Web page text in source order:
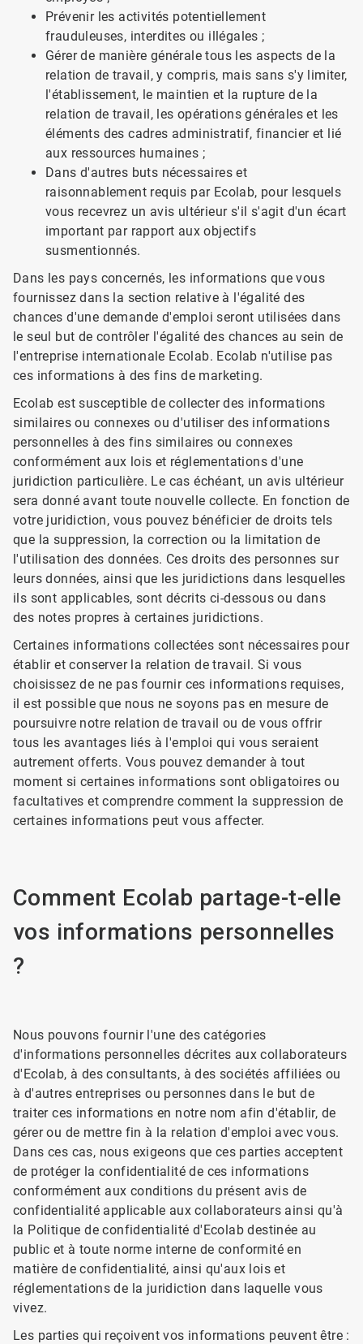
Prévenir les activités potentiellement
frauduleuses, interdites ou illégales ;
Gérer de manière générale tous les aspects de la
relation de travail, y compris, mais sans s'y limiter,
l'établissement, le maintien et la rupture de la
relation de travail, les opérations générales et les
éléments des cadres administratif, financier et lié
aux ressources humaines ;
Dans d'autres buts nécessaires et
raisonnablement requis par Ecolab, pour lesquels
vous recevrez un avis ultérieur s'il s'agit d'un écart
important par rapport aux objectifs
susmentionnés.
Dans les pays concernés, les informations que vous
fournissez dans la section relative à l'égalité des
chances d'une demande d'emploi seront utilisées dans
le seul but de contrôler l'égalité des chances au sein de
l'entreprise internationale Ecolab. Ecolab n'utilise pas
ces informations à des fins de marketing.
Ecolab est susceptible de collecter des informations
similaires ou connexes ou d'utiliser des informations
personnelles à des fins similaires ou connexes
conformément aux lois et réglementations d'une
juridiction particulière. Le cas échéant, un avis ultérieur
sera donné avant toute nouvelle collecte. En fonction de
votre juridiction, vous pouvez bénéficier de droits tels
que la suppression, la correction ou la limitation de
l'utilisation des données. Ces droits des personnes sur
leurs données, ainsi que les juridictions dans lesquelles
ils sont applicables, sont décrits ci-dessous ou dans
des notes propres à certaines juridictions.
Certaines informations collectées sont nécessaires pour
établir et conserver la relation de travail. Si vous
choisissez de ne pas fournir ces informations requises,
il est possible que nous ne soyons pas en mesure de
poursuivre notre relation de travail ou de vous offrir
tous les avantages liés à l'emploi qui vous seraient
autrement offerts. Vous pouvez demander à tout
moment si certaines informations sont obligatoires ou
facultatives et comprendre comment la suppression de
certaines informations peut vous affecter.
Comment Ecolab partage-t-elle
vos informations personnelles
?
Nous pouvons fournir l'une des catégories
d'informations personnelles décrites aux collaborateurs
d'Ecolab, à des consultants, à des sociétés affiliées ou
à d'autres entreprises ou personnes dans le but de
traiter ces informations en notre nom afin d'établir, de
gérer ou de mettre fin à la relation d'emploi avec vous.
Dans ces cas, nous exigeons que ces parties acceptent
de protéger la confidentialité de ces informations
conformément aux conditions du présent avis de
confidentialité applicable aux collaborateurs ainsi qu'à
la Politique de confidentialité d'Ecolab destinée au
public et à toute norme interne de conformité en
matière de confidentialité, ainsi qu'aux lois et
réglementations de la juridiction dans laquelle vous
vivez.
Les parties qui reçoivent vos informations peuvent être :